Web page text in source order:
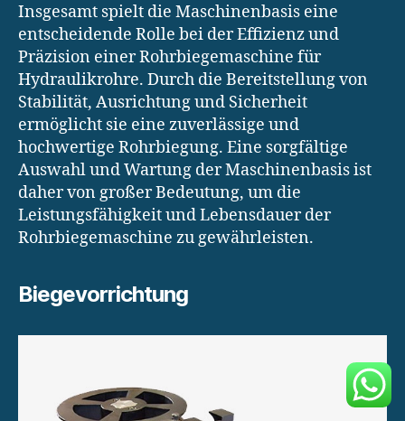
Insgesamt spielt die Maschinenbasis eine
entscheidende Rolle bei der Effizienz und
Präzision einer Rohrbiegemaschine für
Hydraulikrohre. Durch die Bereitstellung von
Stabilität, Ausrichtung und Sicherheit
ermöglicht sie eine zuverlässige und
hochwertige Rohrbiegung. Eine sorgfältige
Auswahl und Wartung der Maschinenbasis ist
daher von großer Bedeutung, um die
Leistungsfähigkeit und Lebensdauer der
Rohrbiegemaschine zu gewährleisten.
Biegevorrichtung